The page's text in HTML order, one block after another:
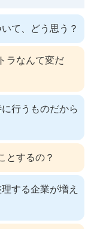
て、どう思う？
ラなんて変だ
行うものだから
とするの？
する企業が増え